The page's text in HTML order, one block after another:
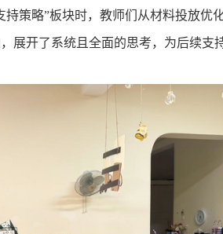
策略”板块时，教师们从材料投放优
展开了系统且全面的思考，为后续支